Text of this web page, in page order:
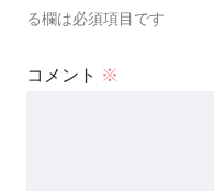
る欄は必須項目です
コメント ※